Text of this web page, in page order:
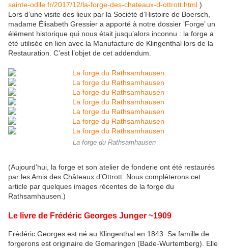
sainte-odile.fr/2017/12/la-forge-des-chateaux-d-ottrott.html )
Lors d’une visite des lieux par la Société d’Histoire de Boersch,
madame Élisabeth Gressier a apporté à notre dossier ‘Forge’ un
élément historique qui nous était jusqu’alors inconnu : la forge a
été utilisée en lien avec la Manufacture de Klingenthal lors de la
Restauration. C’est l’objet de cet addendum.
La forge du Rathsamhausen
(Aujourd’hui, la forge et son atelier de fonderie ont été restaurés
par les Amis des Châteaux d’Ottrott. Nous compléterons cet
article par quelques images récentes de la forge du
Rathsamhausen.)
Le livre de Frédéric Georges Junger ~1909
Frédéric Georges est né au Klingenthal en 1843. Sa famille de
forgerons est originaire de Gomaringen (Bade-Wurtemberg). Elle